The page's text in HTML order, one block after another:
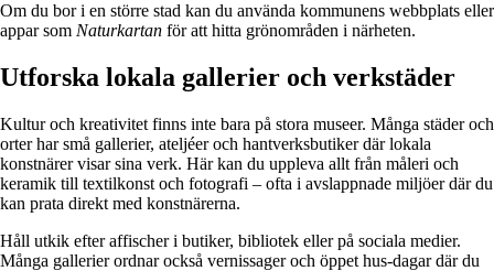
Om du bor i en större stad kan du använda kommunens webbplats eller
appar som Naturkartan för att hitta grönområden i närheten.
Utforska lokala gallerier och verkstäder
Kultur och kreativitet finns inte bara på stora museer. Många städer och
orter har små gallerier, ateljéer och hantverksbutiker där lokala
konstnärer visar sina verk. Här kan du uppleva allt från måleri och
keramik till textilkonst och fotografi – ofta i avslappnade miljöer där du
kan prata direkt med konstnärerna.
Håll utkik efter affischer i butiker, bibliotek eller på sociala medier.
Många gallerier ordnar också vernissager och öppet hus-dagar där du